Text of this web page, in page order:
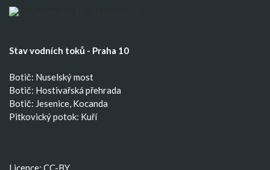
Stav vodních toků - Praha 10
Botič: Nuselský most
Botič: Hostivařská přehrada
Botič: Jesenice, Kocanda
Pitkovický potok: Kuří
Licence: CC-BY